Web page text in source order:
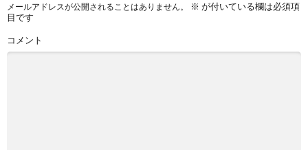
メールアドレスが公開されることはありません。 ※ が付いている欄は必須項
目です
コメント